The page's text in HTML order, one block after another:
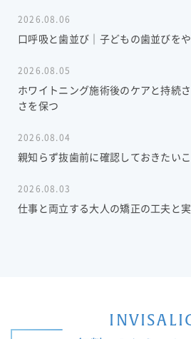
2026.08.06
口呼吸と歯並び｜子どもの歯並びを
2026.08.05
ホワイトニング施術後のケアと持続
さを保つ
2026.08.04
親知らず抜歯前に確認しておきたいこ
2026.08.03
仕事と両立する大人の矯正の工夫と